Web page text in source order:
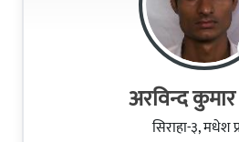
अरविन्द
सिराहा-३, मधेश